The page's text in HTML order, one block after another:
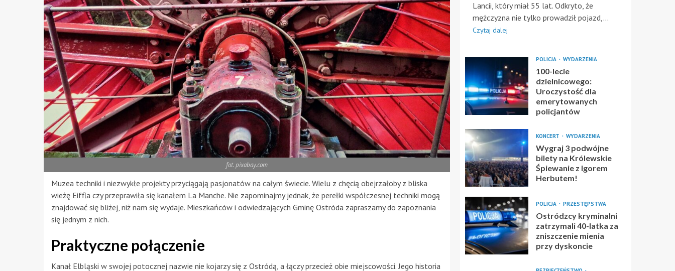
fot. pixabay.com
Muzea techniki i niezwykłe projekty przyciągają pasjonatów na całym świecie. Wielu z chęcią obejrzałoby z bliska
wieżę Eiffla czy przeprawiła się kanałem La Manche. Nie zapominajmy jednak, że perełki współczesnej techniki mogą
znajdować się bliżej, niż nam się wydaje. Mieszkańców i odwiedzających Gminę Ostróda zapraszamy do zapoznania
się jednym z nich.
Praktyczne połączenie
Kanał Elbląski w swojej potocznej nazwie nie kojarzy się z Ostródą, a łączy przecież obie miejscowości. Jego historia
Lancii, który miał 55 lat. Odkryto, że
mężczyzna nie tylko prowadził pojazd,...
Czytaj dalej
POLICJA WYDARZENIA
100-lecie
dzielnicowego:
Uroczystość dla
emerytowanych
policjantów
KONCERT WYDARZENIA
Wygraj 3 podwójne
bilety na Królewskie
Śpiewanie z Igorem
Herbutem!
POLICJA PRZESTĘPSTWA
Ostródzcy kryminalni
zatrzymali 40-latka za
zniszczenie mienia
przy dyskoncie